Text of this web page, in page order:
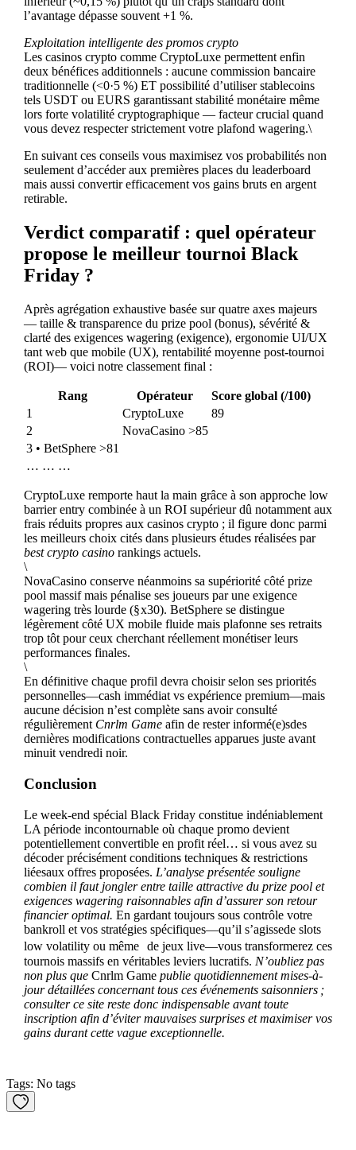
l’avantage dépasse souvent +1 %.
Exploitation intelligente des promos crypto
Les casinos crypto comme CryptoLuxe permettent enfin
deux bénéfices additionnels : aucune commission bancaire
traditionnelle (<0·5 %) ET possibilité d’utiliser stablecoins
tels USDT ou EURS garantissant stabilité monétaire même
lors forte volatilité cryptographique — facteur crucial quand
vous devez respecter strictement votre plafond wagering.\
En suivant ces conseils vous maximisez vos probabilités non
seulement d’accéder aux premières places du leaderboard
mais aussi convertir efficacement vos gains bruts en argent
retirable.
Verdict comparatif : quel opérateur
propose le meilleur tournoi Black
Friday ?
Après agrégation exhaustive basée sur quatre axes majeurs
— taille & transparence du prize pool (bonus), sévérité &
clarté des exigences wagering (exigence), ergonomie UI/UX
tant web que mobile (UX), rentabilité moyenne post‐tournoi
(ROI)— voici notre classement final :
Rang Opérateur
Score global (/100)
1
CryptoLuxe
89
2
NovaCasino >85
3 • BetSphere >81
… … …
CryptoLuxe remporte haut la main grâce à son approche low
barrier entry combinée à un ROI supérieur dû notamment aux
frais réduits propres aux casinos crypto ; il figure donc parmi
les meilleurs choix cités dans plusieurs études réalisées par
best crypto casinorankings actuels.
\
NovaCasino conserve néanmoins sa supériorité côté prize
pool massif mais pénalise ses joueurs par une exigence
wagering très lourde (§ x30). BetSphere se distingue
légèrement côté UX mobile fluide mais plafonne ses retraits
trop tôt pour ceux cherchant réellement monétiser leurs
performances finales.
\
En définitive chaque profil devra choisir selon ses priorités
personnelles—cash immédiat vs expérience premium—mais
aucune décision n’est complète sans avoir consulté
régulièrement Cnrlm Gameafin de rester informé(e)sdes
dernières modifications contractuelles apparues juste avant
minuit vendredi noir.
Conclusion
Le week‑end spécial Black Friday constitue indéniablement
LA période incontournable où chaque promo devient
potentiellement convertible en profit réel… si vous avez su
décoder précisément conditions techniques & restrictions
liéesaux offres proposées. L’analyse présentée souligne
combien il faut jongler entre taille attractive du prize pool et
exigences wagering raisonnables afin d’assurer son retour
financier optimal. En gardant toujours sous contrôle votre
bankroll et vos stratégies spécifiques—qu’il s’agisse​de slots
low volatility ou même de jeux live—vous transformerez ces
tournois massifs en véritables leviers lucratifs. N’oubliez pas
non plus que Cnrlm Gamepublie quotidiennement mises-à-
jour détaillées concernant tous ces événements saisonniers ;
consulter ce site reste donc indispensable avant toute
inscription afin d’éviter mauvaises surprises et maximiser vos
gains durant cette vague exceptionnelle.
Tags: No tags